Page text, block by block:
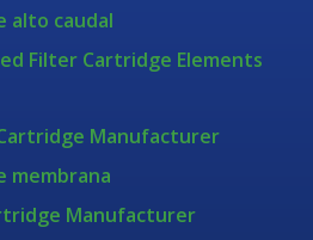
alto caudal
Filter Cartridge Elements
Manufacturer
membrana
Manufacturer